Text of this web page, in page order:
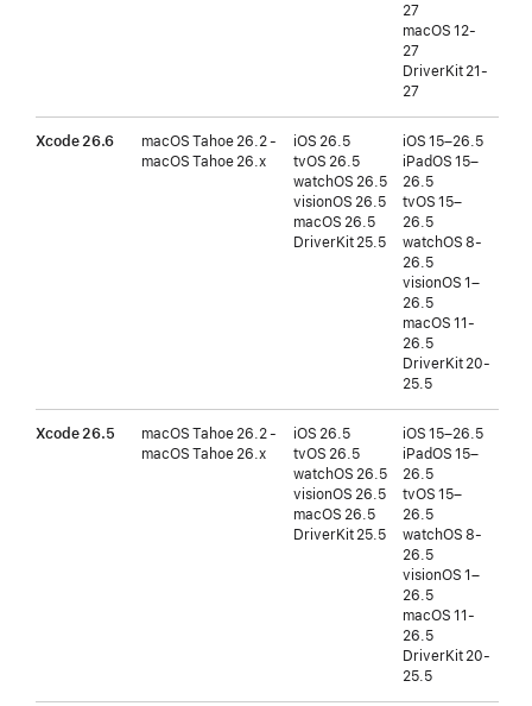
27
macOS 12-
27
DriverKit 21-
27
Xcode 26.6
macOS Tahoe 26.2 -
macOS Tahoe 26.x
iOS 26.5
tvOS 26.5
watchOS 26.5
visionOS 26.5
macOS 26.5
DriverKit 25.5
iOS 15–26.5
iPadOS 15–
26.5
tvOS 15–
26.5
watchOS 8-
26.5
visionOS 1–
26.5
macOS 11-
26.5
DriverKit 20-
25.5
Xcode 26.5
macOS Tahoe 26.2 -
macOS Tahoe 26.x
iOS 26.5
tvOS 26.5
watchOS 26.5
visionOS 26.5
macOS 26.5
DriverKit 25.5
iOS 15–26.5
iPadOS 15–
26.5
tvOS 15–
26.5
watchOS 8-
26.5
visionOS 1–
26.5
macOS 11-
26.5
DriverKit 20-
25.5